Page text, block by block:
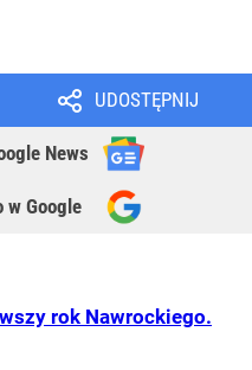
UDOSTĘPNIJ
News
w Google
rok Nawrockiego.